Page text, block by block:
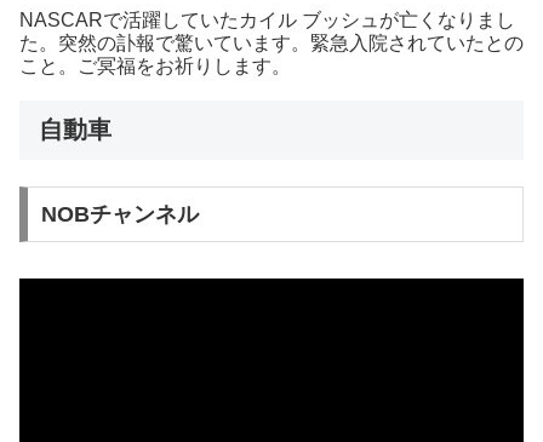
NASCARで活躍していたカイル ブッシュが亡くなりまし
た。突然の訃報で驚いています。緊急入院されていたとの
こと。ご冥福をお祈りします。
自動車
NOBチャンネル